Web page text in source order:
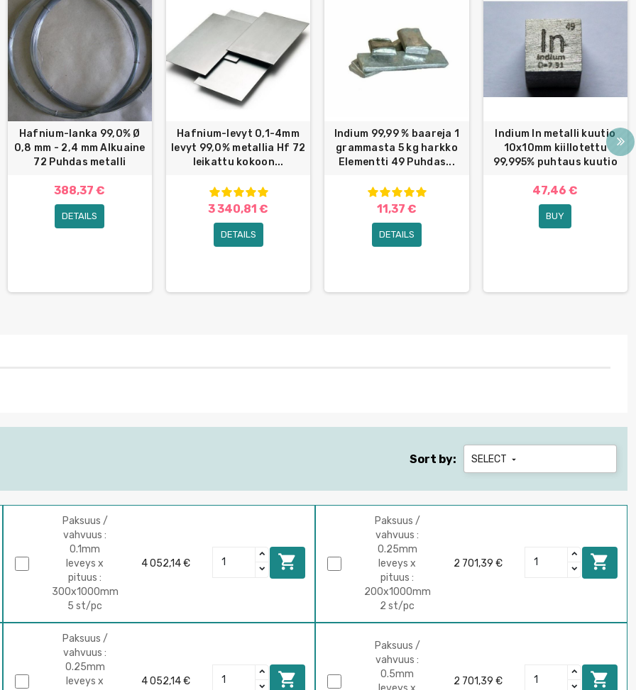
Hafnium-lanka 99,0% Ø
0,8 mm - 2,4 mm Alkuaine
72 Puhdas metalli
388,37 €
DETAILS
Hafnium-levyt 0,1-4mm
levyt 99,0% metallia Hf 72
leikattu kokoon...
3 340,81 €
DETAILS
Indium 99,99 % baareja 1
grammasta 5 kg harkko
Elementti 49 Puhdas...
11,37 €
DETAILS
Indium In metalli kuutio
10x10mm kiillotettu
99,995% puhtaus kuutio
47,46 €
BUY
Sort by: SELECT 
Paksuus /
vahvuus :
0.1mm
leveys x
pituus :
300x1000mm
5 st/pc
4 052,14 € 
Paksuus /
vahvuus :
0.25mm
leveys x
pituus :
200x1000mm
2 st/pc
2 701,39 € 
Paksuus /
vahvuus :
0.25mm
leveys x
4 052,14 € 
Paksuus /
vahvuus :
0.5mm
2 701,39 € 